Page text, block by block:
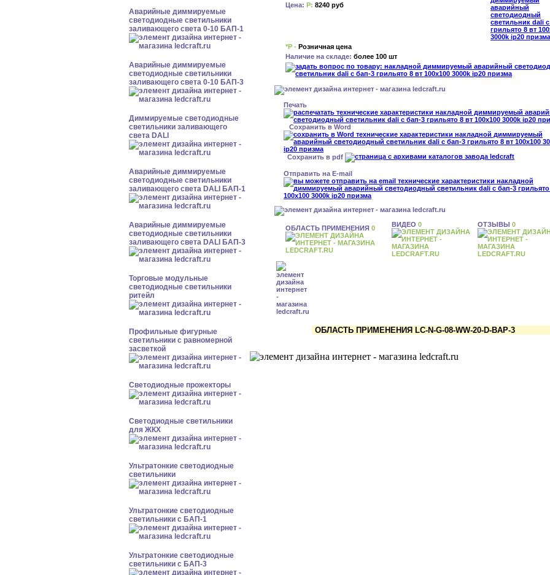
Аварийные диммируемые
светодиодные светильники
заливающего света 0-10 БАП-1
Аварийные диммируемые
светодиодные светильники
заливающего света 0-10 БАП-3
Диммируемые светодиодные
светильники заливающего
света DALI
Аварийные диммируемые
светодиодные светильники
заливающего света DALI БАП-1
Аварийные диммируемые
светодиодные светильники
заливающего света DALI БАП-3
Торговые модульные
светодиодные светильники
ритейл
Профильные фигурные
светильники с равномерной
засветкой
Светодиодные прожекторы
Светодиодные светильники
для ЖКХ
Ультратонкие светодиодные
светильники
Ультратонкие светодиодные
светильники с БАП-1
Ультратонкие светодиодные
светильники с БАП-3
Цена: Р: 8240 руб
*Р - Розничная цена
Наличие на складе: более 100 шт
Печать
Сохранить в Word
Сохранить в pdf
Отправить на E-mail
ОБЛАСТЬ ПРИМЕНЕНИЯ 0 ВИДЕО 0 ОТЗЫВЫ 0
ОБЛАСТЬ ПРИМЕНЕНИЯ LC-N-G-08-WW-20-D-BAP-3